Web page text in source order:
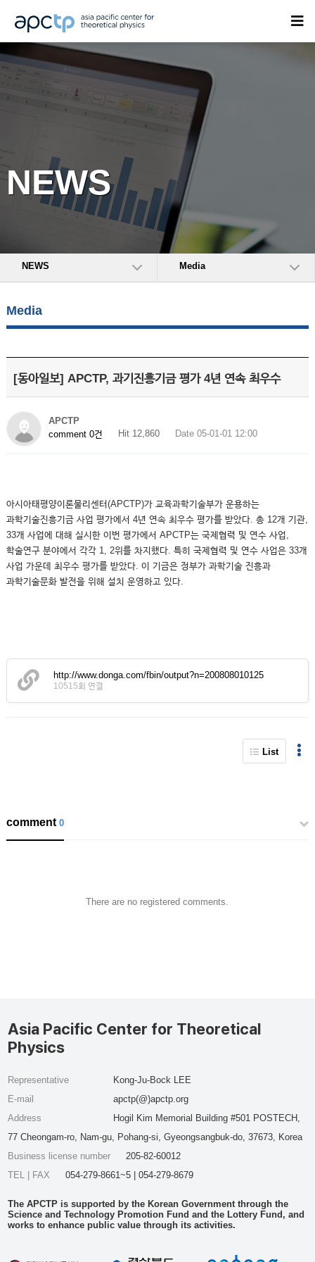
NEWS
NEWS Media
Media
[동아일보] APCTP, 과기진흥기금 평가 4년 연속 최우수
APCTP
comment 0건
Hit 12,860 Date 05-01-01 12:00
아시아태평양이론물리센터(APCTP)가 교육과학기술부가 운용하는
과학기술진흥기금 사업 평가에서 4년 연속 최우수 평가를 받았다. 총 12개 기관,
33개 사업에 대해 실시한 이번 평가에서 APCTP는 국제협력 및 연수 사업,
학술연구 분야에서 각각 1, 2위를 차지했다. 특히 국제협력 및 연수 사업은 33개
사업 가운데 최우수 평가를 받았다. 이 기금은 정부가 과학기술 진흥과
과학기술문화 발전을 위해 설치 운영하고 있다.
http://www.donga.com/fbin/output?n=200808010125
10515회 연결
List
comment0
There are no registered comments.
Asia Pacific Center for Theoretical
Physics
Representative
Kong-Ju-Bock LEE
E-mail
apctp(@)apctp.org
Address
Hogil Kim Memorial Building #501 POSTECH,
77 Cheongam-ro, Nam-gu, Pohang-si, Gyeongsangbuk-do, 37673, Korea
Business license number
205-82-60012
TEL | FAX
054-279-8661~5 | 054-279-8679
The APCTP is supported by the Korean Government through the
Science and Technology Promotion Fund and the Lottery Fund, and
works to enhance public value through its activities.